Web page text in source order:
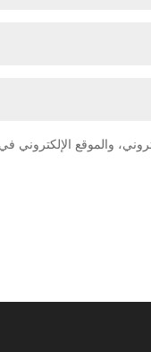
والموقع الإلكتروني